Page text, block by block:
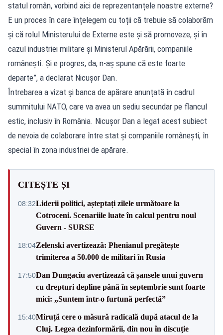
statul român, vorbind aici de reprezentanțele noastre externe?
E un proces în care înțelegem cu toții că trebuie să colaborăm
și că rolul Ministerului de Externe este și să promoveze, și în
cazul industriei militare și Ministerul Apărării, companiile
românești. Și e progres, da, n-aș spune că este foarte
departe”, a declarat Nicușor Dan.
Întrebarea a vizat și banca de apărare anunțată în cadrul
summitului NATO, care va avea un sediu secundar pe flancul
estic, inclusiv în România. Nicușor Dan a legat acest subiect
de nevoia de colaborare între stat și companiile românești, în
special în zona industriei de apărare.
CITEȘTE ȘI
08:32Liderii politici, așteptați zilele următoare la
Cotroceni. Scenariile luate în calcul pentru noul
Guvern - SURSE
18:04Zelenski avertizează: Phenianul pregătește
trimiterea a 50.000 de militari în Rusia
17:50Dan Dungaciu avertizează că șansele unui guvern
cu drepturi depline până în septembrie sunt foarte
mici: „Suntem într-o furtună perfectă”
15:40Miruță cere o măsură radicală după atacul de la
Cluj. Legea dezinformării, din nou în discuție